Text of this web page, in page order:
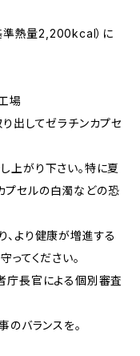
準熱量2,200kcal）に
場
出してゼラチンカプセ
上がり下さい。特に夏
セルの白濁などの恐
より健康が増進する
ってください。
庁長官による個別審査
のバランスを。